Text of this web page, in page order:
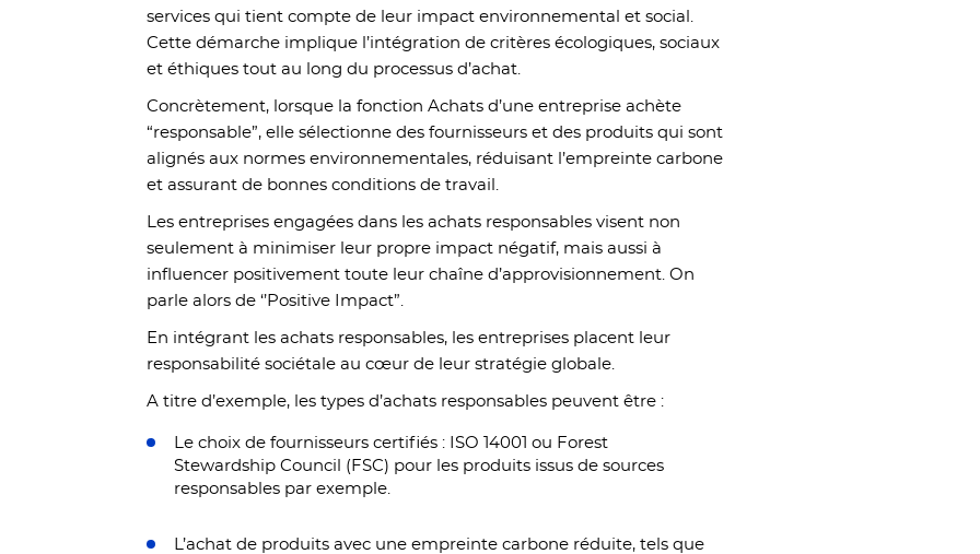
services qui tient compte de leur impact environnemental et social.
Cette démarche implique l’intégration de critères écologiques, sociaux
et éthiques tout au long du processus d’achat.
Concrètement, lorsque la fonction Achats d’une entreprise achète
“responsable”, elle sélectionne des fournisseurs et des produits qui sont
alignés aux normes environnementales, réduisant l’empreinte carbone
et assurant de bonnes conditions de travail.
Les entreprises engagées dans les achats responsables visent non
seulement à minimiser leur propre impact négatif, mais aussi à
influencer positivement toute leur chaîne d’approvisionnement. On
parle alors de ‘’Positive Impact”.
En intégrant les achats responsables, les entreprises placent leur
responsabilité sociétale au cœur de leur stratégie globale.
A titre d’exemple, les types d’achats responsables peuvent être :
Le choix de fournisseurs certifiés : ISO 14001 ou Forest
Stewardship Council (FSC) pour les produits issus de sources
responsables par exemple.
L’achat de produits avec une empreinte carbone réduite, tels que